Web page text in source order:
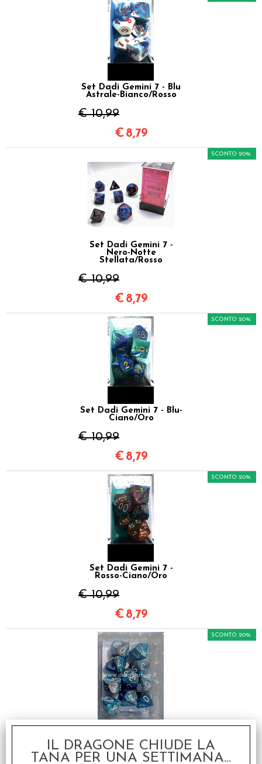
Set Dadi Gemini 7 - Blu
Astrale-Bianco/Rosso
€ 10,99
€ 8,79
Set Dadi Gemini 7 -
Nero-Notte
Stellata/Rosso
€ 10,99
SCONTO 20%
€ 8,79
Set Dadi Gemini 7 - Blu-
Ciano/Oro
€ 10,99
SCONTO 20%
€ 8,79
Set Dadi Gemini 7 -
Rosso-Ciano/Oro
€ 10,99
SCONTO 20%
€ 8,79
Set 10D10 Gemini 6 -
€ 14,99
SCONTO 20%
IL DRAGONE CHIUDE LA
TANA PER UNA SETTIMANA...